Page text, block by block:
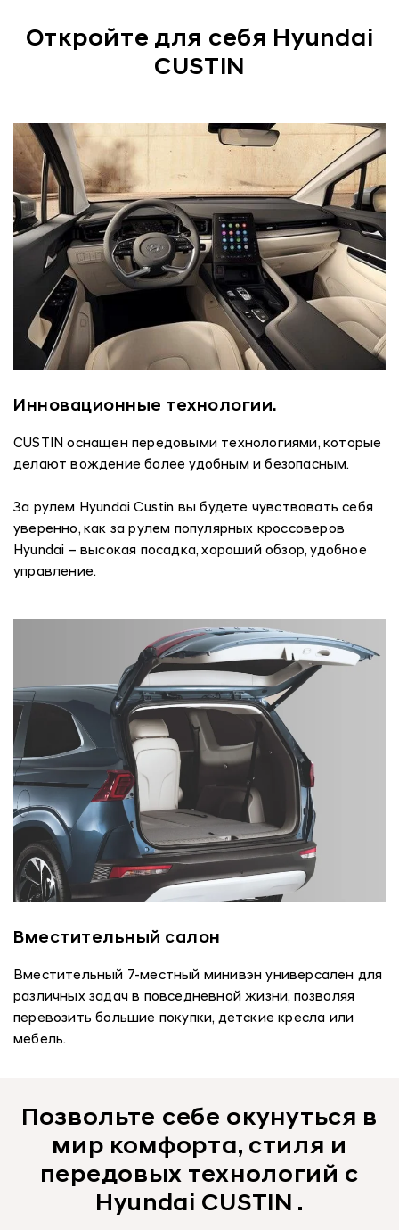
Откройте для себя Hyundai
CUSTIN
Инновационные технологии.
CUSTIN оснащен передовыми технологиями, которые
делают вождение более удобным и безопасным.
За рулем Hyundai Custin вы будете чувствовать себя
уверенно, как за рулем популярных кроссоверов
Hyundai – высокая посадка, хороший обзор, удобное
управление.
Вместительный салон
Вместительный 7-местный минивэн универсален для
различных задач в повседневной жизни, позволяя
перевозить большие покупки, детские кресла или
мебель.
Позвольте себе окунуться в
мир комфорта, стиля и
передовых технологий с
Hyundai CUSTIN .